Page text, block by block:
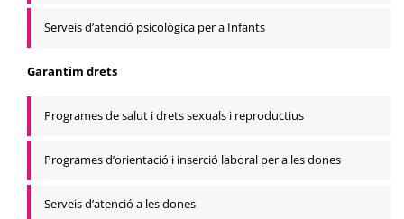
Serveis d’atenció psicològica per a Infants
Garantim drets
Programes de salut i drets sexuals i reproductius
Programes d’orientació i inserció laboral per a les dones
Serveis d’atenció a les dones